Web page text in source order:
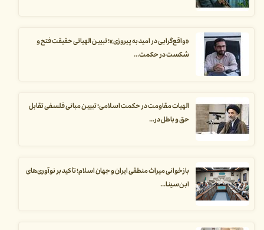
«واقع‌گرایی در امید به پیروزی»؛ تبیین الهیاتی حقیقت فتح و
شکست در حکمت...
الهیات مقاومت در حکمت اسلامی؛ تبیین مبانی فلسفی تقابل
حق و باطل در...
بازخوانی میراث منطقی ایران و جهان اسلام؛ تأکید بر نوآوری‌های
ابن‌سینا...